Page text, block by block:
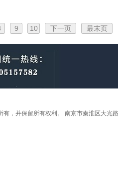
9 10 下一页 最末页
，并保留所有权利。 南京市秦淮区大光